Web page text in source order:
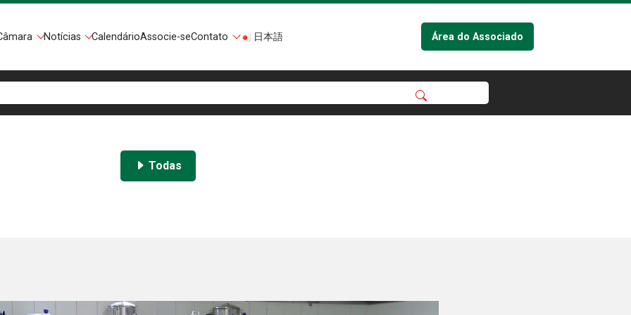
Notícias CalendárioAssocie-seContato 日本語 Área do Associado
Todas